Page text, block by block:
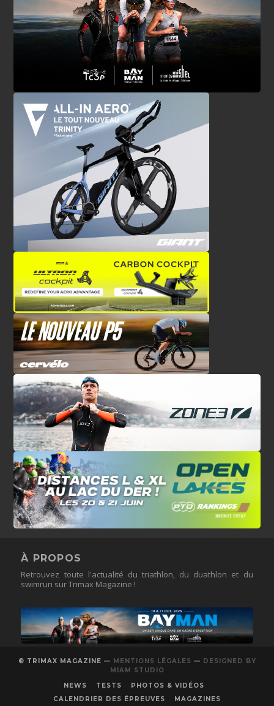
À PROPOS
Retrouvez toute l'actualité du triathlon, du duathlon et du
swimrun sur Trimax Magazine !
© TRIMAX MAGAZINE — MENTIONS LÉGALES — DESIGNED BY
MIAM STUDIO
NEWS
TESTS
PHOTOS & VIDÉOS
CALENDRIER DES ÉPREUVES
MAGAZINES